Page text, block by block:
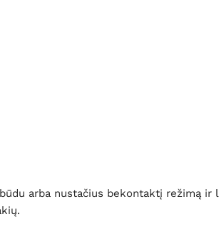
arba nustačius bekontaktį režimą